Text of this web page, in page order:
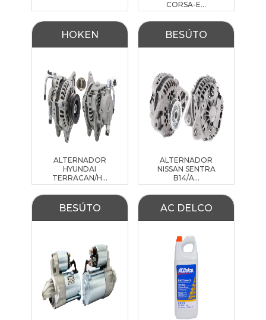
CORSA-E...
HOKEN
ALTERNADOR
HYUNDAI
TERRACAN/H...
BESÚTO
ALTERNADOR
NISSAN SENTRA
B14/A...
BESÚTO AC DELCO